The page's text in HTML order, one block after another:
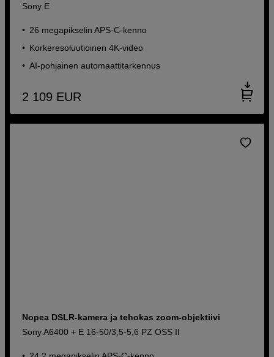
Sony E
26 megapikselin APS-C-kenno
Korkeresoluutioinen 4K-video
AI-pohjainen automaattitarkennus
2 109 EUR
Nopea DSLR-kamera ja tehokas zoom-objektiivi
Sony A6400 + E 16-50/3,5-5,6 PZ OSS II